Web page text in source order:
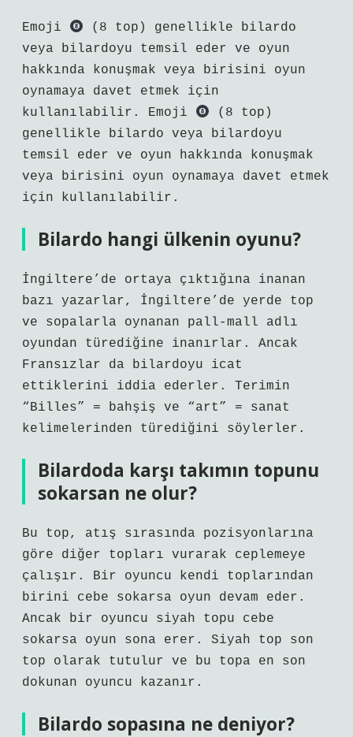
Emoji
(8 top) genellikle bilardo
veya bilardoyu temsil eder ve oyun
hakkında konuşmak veya birisini oyun
oynamaya davet etmek için
kullanılabilir. Emoji
(8 top)
genellikle bilardo veya bilardoyu
temsil eder ve oyun hakkında konuşmak
veya birisini oyun oynamaya davet etmek
için kullanılabilir.
Bilardo hangi ülkenin oyunu?
İngiltere’de ortaya çıktığına inanan
bazı yazarlar, İngiltere’de yerde top
ve sopalarla oynanan pall-mall adlı
oyundan türediğine inanırlar. Ancak
Fransızlar da bilardoyu icat
ettiklerini iddia ederler. Terimin
“Billes” = bahşiş ve “art” = sanat
kelimelerinden türediğini söylerler.
Bilardoda karşı takımın topunu
sokarsan ne olur?
Bu top, atış sırasında pozisyonlarına
göre diğer topları vurarak ceplemeye
çalışır. Bir oyuncu kendi toplarından
birini cebe sokarsa oyun devam eder.
Ancak bir oyuncu siyah topu cebe
sokarsa oyun sona erer. Siyah top son
top olarak tutulur ve bu topa en son
dokunan oyuncu kazanır.
Bilardo sopasına ne deniyor?